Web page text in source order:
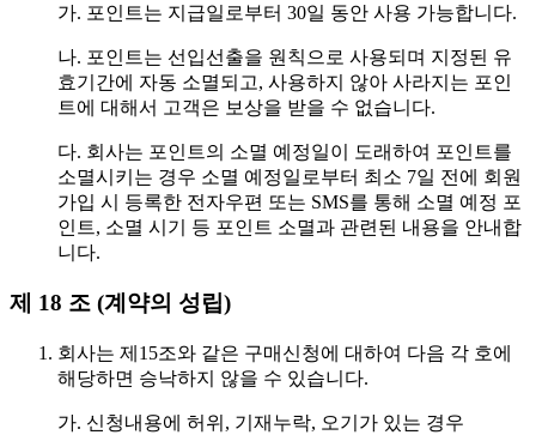
가. 포인트는 지급일로부터 30일 동안 사용 가능합니다.
나. 포인트는 선입선출을 원칙으로 사용되며 지정된 유
효기간에 자동 소멸되고, 사용하지 않아 사라지는 포인
트에 대해서 고객은 보상을 받을 수 없습니다.
다. 회사는 포인트의 소멸 예정일이 도래하여 포인트를
소멸시키는 경우 소멸 예정일로부터 최소 7일 전에 회원
가입 시 등록한 전자우편 또는 SMS를 통해 소멸 예정 포
인트, 소멸 시기 등 포인트 소멸과 관련된 내용을 안내합
니다.
제 18 조 (계약의 성립)
회사는 제15조와 같은 구매신청에 대하여 다음 각 호에
해당하면 승낙하지 않을 수 있습니다.
가. 신청내용에 허위, 기재누락, 오기가 있는 경우